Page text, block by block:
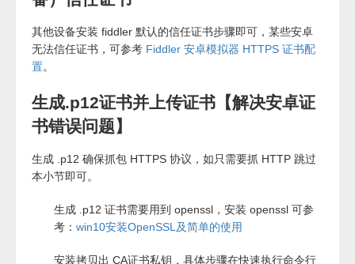
其他设备安装 fiddler 默认的信任证书步骤即可，某些安卓
无法信任证书，可参考 Fiddler 安卓模拟器 HTTPS 证书配
置。
生成.p12证书并上传证书【解决安卓证
书错误问题】
生成 .p12 确保抓包 HTTPS 协议，如只需要抓 HTTP 跳过
本小节即可。
生成 .p12 证书需要用到 openssl，安装 openssl 可参
考： win10安装OpenSSL及简单的使用
安装拷贝出 CA证书私钥，具体步骤在快速执行命令行